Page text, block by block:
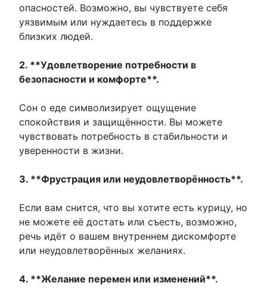
опасностей. Возможно, вы чувствуете себя
уязвимым или нуждаетесь в поддержке
близких людей.
2. **Удовлетворение потребности в
безопасности и комфорте**.
Сон о еде символизирует ощущение
спокойствия и защищённости. Вы можете
чувствовать потребность в стабильности и
уверенности в жизни.
3. **Фрустрация или неудовлетворённость**.
Если вам снится, что вы хотите есть курицу, но
не можете её достать или съесть, возможно,
речь идёт о вашем внутреннем дискомфорте
или неудовлетворённых желаниях.
4. **Желание перемен или изменений**.